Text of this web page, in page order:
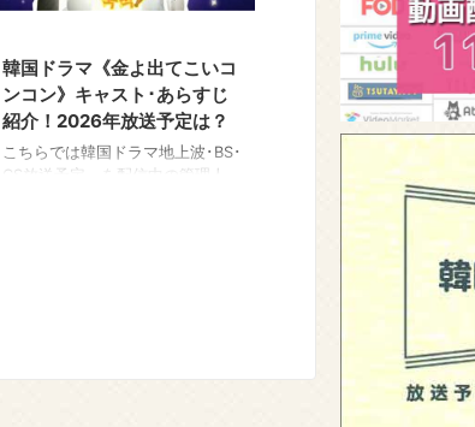
ンコン》の５話と６話のあらすじ
ます。 →韓国ドラマ《金よ出て
こいコンコン》あらすじ全話一覧
に戻る →韓国ドラマ《金よ出てこ
いコンコン》ドラマ情報-相関図
とキャ ...
韓国ドラマ《金よ出てこいコ
ンコン》キャスト･あらすじ
紹介！2026年放送予定は？
こちらでは韓国ドラマ地上波･BS･
CS放送予定」を配信中の管理人
るヒューマンドラマ。 50話と長